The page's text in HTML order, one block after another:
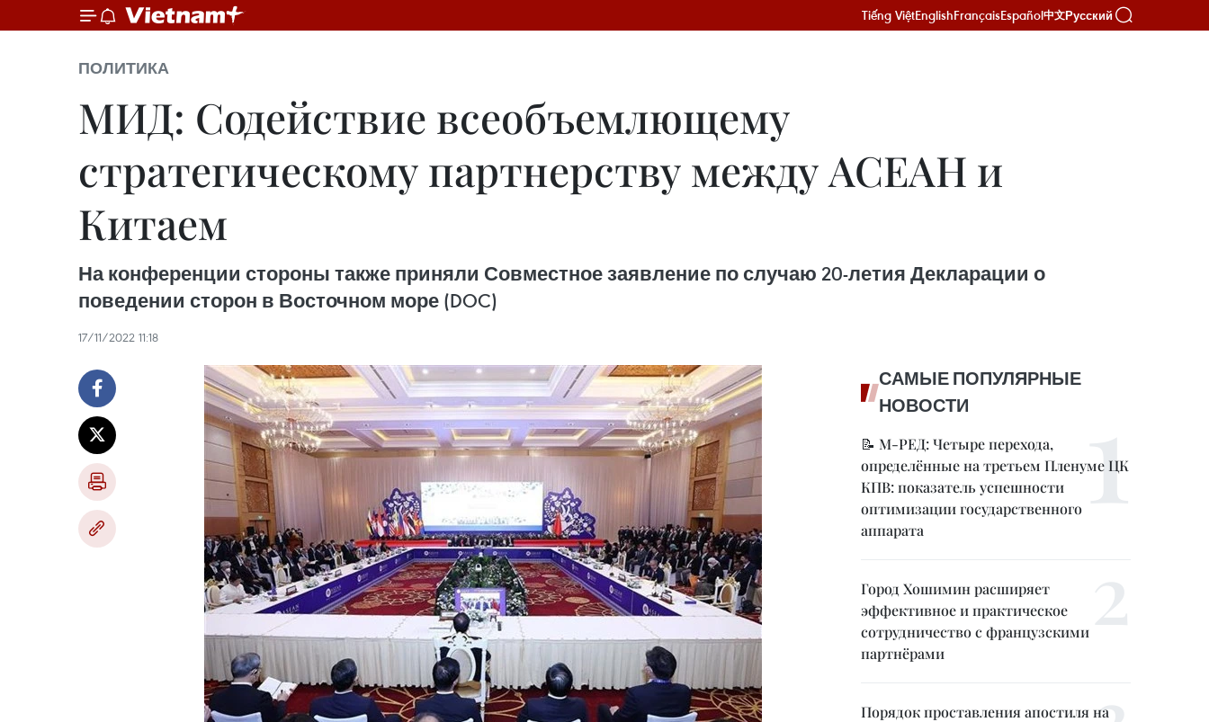
Tiếng ViệtEnglishFrançaisEspañol中文Русский
ПОЛИТИКА
МИД: Содействие всеобъемлющему
стратегическому партнерству между АСЕАН и
Китаем
На конференции стороны также приняли Совместное заявление по случаю 20-летия Декларации о
поведении сторон в Восточном море (DOC)
17/11/2022 11:18
САМЫЕ ПОПУЛЯРНЫЕ
НОВОСТИ
📝 М-РЕД: Четыре перехода,
определённые на третьем Пленуме ЦК
КПВ: показатель успешности
оптимизации государственного
аппарата
Город Хошимин расширяет
эффективное и практическое
сотрудничество с французскими
партнёрами
Порядок проставления апостиля на